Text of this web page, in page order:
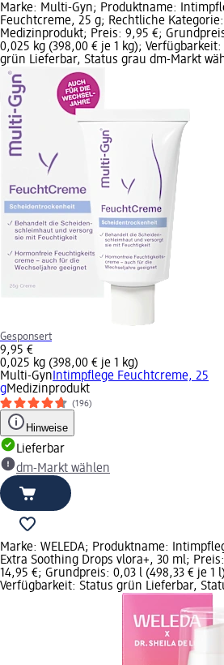
Marke: Multi-Gyn; Produktname:
Feuchtcreme, 25 g; Rechtliche Kategorie:
Medizinprodukt; Preis: 9,95 €;
0,025 kg (398,00 € je 1 kg); Verfügbarkeit:
grün Lieferbar, Status grau dm-Markt
Gesponsert
9,95 €
0,025 kg (398,00 € je 1 kg)
Multi-Gyn Intimpflege Feuchtcreme, 25
gMedizinprodukt
(196)
Hinweise
Lieferbar
dm-Markt wählen
Marke: WELEDA; Produktname:
Extra Soothing Drops vlora+, 30 ml; Preis:
14,95 €; Grundpreis: 0,03 l (498,33 € je 1
Verfügbarkeit: Status grün Lieferbar,